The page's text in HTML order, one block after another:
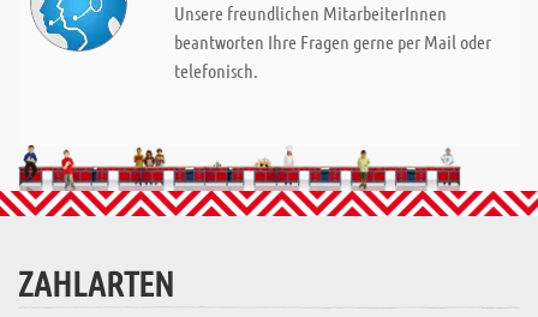
Unsere freundlichen MitarbeiterInnen
beantworten Ihre Fragen gerne per Mail oder
telefonisch.
ZAHLARTEN